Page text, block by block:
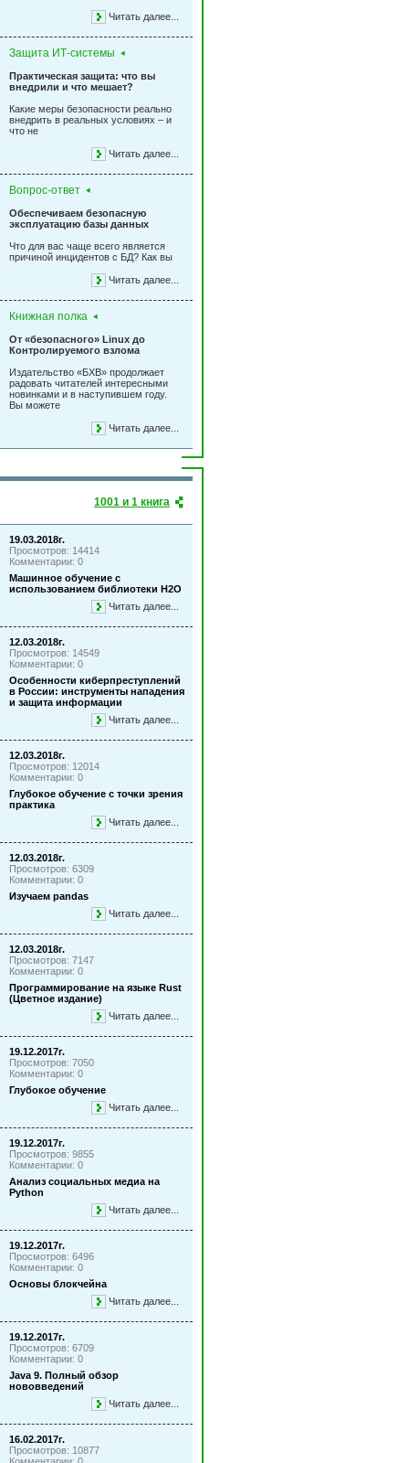
Читать далее...
Защита ИТ-системы
Практическая защита: что вы
внедрили и что мешает?
Какие меры безопасности реально
внедрить в реальных условиях – и
что не
Читать далее...
Вопрос-ответ
Обеспечиваем безопасную
эксплуатацию базы данных
Что для вас чаще всего является
причиной инцидентов с БД? Как вы
Читать далее...
Книжная полка
От «безопасного» Linux до
Контролируемого взлома
Издательство «БХВ» продолжает
радовать читателей интересными
новинками и в наступившем году.
Вы можете
Читать далее...
1001 и 1 книга
19.03.2018г.
Просмотров: 14414
Комментарии: 0
Машинное обучение с
использованием библиотеки Н2О
Читать далее...
12.03.2018г.
Просмотров: 14549
Комментарии: 0
Особенности киберпреступлений
в России: инструменты нападения
и защита информации
Читать далее...
12.03.2018г.
Просмотров: 12014
Комментарии: 0
Глубокое обучение с точки зрения
практика
Читать далее...
12.03.2018г.
Просмотров: 6309
Комментарии: 0
Изучаем pandas
Читать далее...
12.03.2018г.
Просмотров: 7147
Комментарии: 0
Программирование на языке Rust
(Цветное издание)
Читать далее...
19.12.2017г.
Просмотров: 7050
Комментарии: 0
Глубокое обучение
Читать далее...
19.12.2017г.
Просмотров: 9855
Комментарии: 0
Анализ социальных медиа на
Python
Читать далее...
19.12.2017г.
Просмотров: 6496
Комментарии: 0
Основы блокчейна
Читать далее...
19.12.2017г.
Просмотров: 6709
Комментарии: 0
Java 9. Полный обзор
нововведений
Читать далее...
16.02.2017г.
Просмотров: 10877